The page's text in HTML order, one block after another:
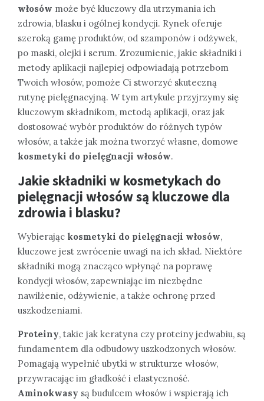
włosów może być kluczowy dla utrzymania ich
zdrowia, blasku i ogólnej kondycji. Rynek oferuje
szeroką gamę produktów, od szamponów i odżywek,
po maski, olejki i serum. Zrozumienie, jakie składniki i
metody aplikacji najlepiej odpowiadają potrzebom
Twoich włosów, pomoże Ci stworzyć skuteczną
rutynę pielęgnacyjną. W tym artykule przyjrzymy się
kluczowym składnikom, metodą aplikacji, oraz jak
dostosować wybór produktów do różnych typów
włosów, a także jak można tworzyć własne, domowe
kosmetyki do pielęgnacji włosów.
Jakie składniki w kosmetykach do
pielęgnacji włosów są kluczowe dla
zdrowia i blasku?
Wybierając kosmetyki do pielęgnacji włosów,
kluczowe jest zwrócenie uwagi na ich skład. Niektóre
składniki mogą znacząco wpłynąć na poprawę
kondycji włosów, zapewniając im niezbędne
nawilżenie, odżywienie, a także ochronę przed
uszkodzeniami.
Proteiny, takie jak keratyna czy proteiny jedwabiu, są
fundamentem dla odbudowy uszkodzonych włosów.
Pomagają wypełnić ubytki w strukturze włosów,
przywracając im gładkość i elastyczność.
Aminokwasy są budulcem włosów i wspierają ich